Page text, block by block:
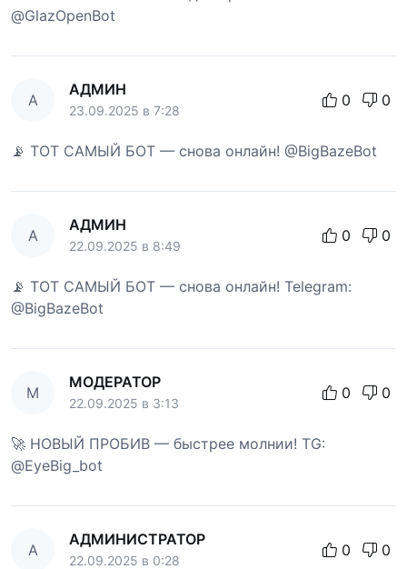
@GlazOpenBot
А
АДМИН
23.09.2025 в 7:28
0 0
📡 ТОТ САМЫЙ БОТ — снова онлайн! @BigBazeBot
А
АДМИН
22.09.2025 в 8:49
0 0
📡 ТОТ САМЫЙ БОТ — снова онлайн! Telegram:
@BigBazeBot
М
МОДЕРАТОР
22.09.2025 в 3:13
0 0
🚀 НОВЫЙ ПРОБИВ — быстрее молнии! TG:
@EyeBig_bot
А
АДМИНИСТРАТОР
22.09.2025 в 0:28
0 0